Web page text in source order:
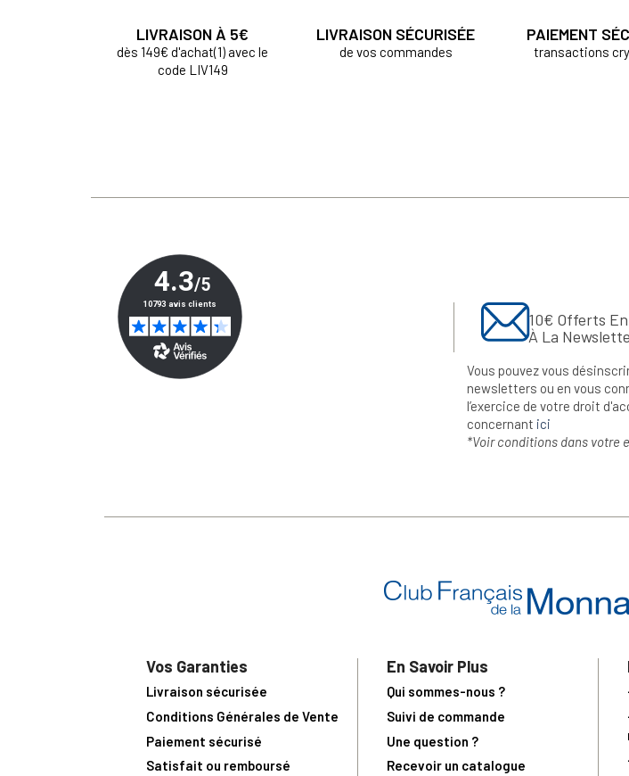
LIVRAISON À 5€
dès 149€ d'achat(1) avec le
code LIV149
LIVRAISON SÉCURISÉE
de vos commandes
PAIEMENT
transactions
10€ Offerts
À La
Vous pouvez vous
newsletters ou en vous
l’exercice de votre droit
concernant ici
*Voir conditions dans votre
Vos Garanties
Livraison sécurisée
Conditions Générales de Vente
Paiement sécurisé
Satisfait ou remboursé
En Savoir Plus
Qui sommes-nous ?
Suivi de commande
Une question ?
Recevoir un catalogue